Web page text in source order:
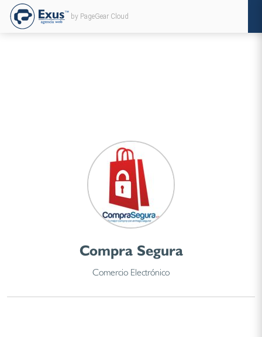
by PageGear Cloud
Compra Segura
Comercio Electrónico